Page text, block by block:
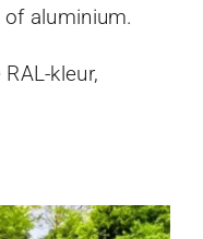
aluminium.
kleur,